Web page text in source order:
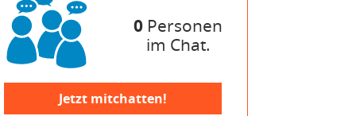
0 Personen
im Chat.
Jetzt mitchatten!